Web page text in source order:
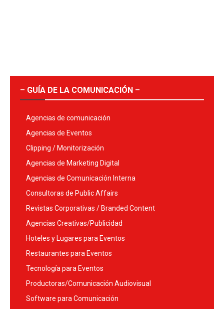
– GUÍA DE LA COMUNICACIÓN –
Agencias de comunicación
Agencias de Eventos
Clipping / Monitorización
Agencias de Marketing Digital
Agencias de Comunicación Interna
Consultoras de Public Affairs
Revistas Corporativas / Branded Content
Agencias Creativas/Publicidad
Hoteles y Lugares para Eventos
Restaurantes para Eventos
Tecnología para Eventos
Productoras/Comunicación Audiovisual
Software para Comunicación